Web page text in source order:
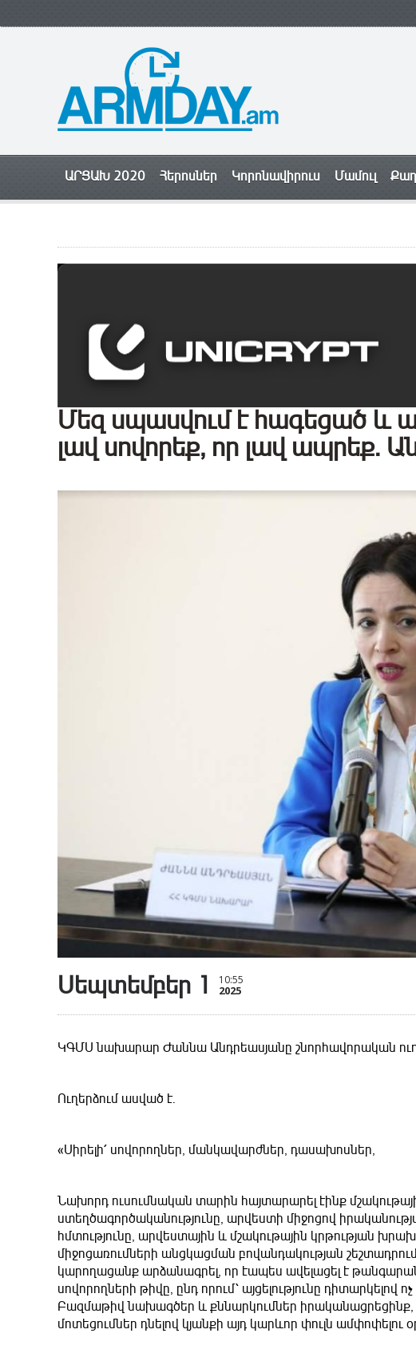
ԱՐՑԱԽ 2020 Հերոսներ Կորոնավիրուս Մամուլ
Մեզ սպասվում է հագեցած և
լավ սովորեք, որ լավ ապրեք.
Սեպտեմբեր 1 10:55
2025
ԿԳՄՍ նախարար Ժաննա Անդրեասյանը շնորհավորական
Ուղերձում ասված է.
«Սիրելի՛ սովորողներ, մանկավարժներ, դասախոսներ,
Նախորդ ուսումնական տարին հայտարարել էինք
ստեղծագործականությունը, արվեստի միջոցով
հմտությունը, արվեստային և մշակութային կրթության
միջոցառումների անցկացման բովանդակության
կարողացանք արձանագրել, որ էապես ավելացել է
սովորողների թիվը, ընդ որում՝ այցելությունը
Բազմաթիվ նախագծեր և քննարկումներ իրականացրեցինք,
մոտեցումներ դնելով կյանքի այդ կարևոր փուլն ամփոփելու